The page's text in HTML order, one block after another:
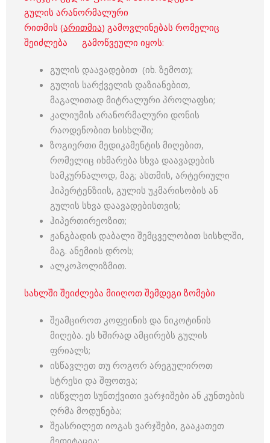
გულის არანორმალური
რითმის (არითმია) გამოვლინებას რომელიც
შეიძლება გამოწვეული იყოს:
გულის დაავადებით (იხ. ზემოთ);
გულის სარქველის დაზიანებით,
მაგალითად მიტრალური პროლაფსი;
კალიუმის არანორმალური დონის
რაოდენობით სისხლში;
ზოგიერთი მედიკამენტის მიღებით,
რომელიც იხმარება სხვა დაავადების
სამკურნალოდ, მაგ; ასთმის, არტერიული
ჰიპერტენზიის, გულის უკმარისობის ან
გულის სხვა დაავადებისთვის;
ჰიპერთირეოზით;
ჟანგბადის დაბალი შემცველობით სისხლში,
მაგ. ანემიის დროს;
ალკოჰოლიზმით.
სახლში შეიძლება მიიღოთ შემდეგი ზომები
შეამციროთ კოფეინის და ნიკოტინის
მიღება. ეს ხშირად ამცირებს გულის
ფრიალს;
ისწავლეთ თუ როგორ არეგულიროთ
სტრესი და შფოთვა;
ისწვლეთ სუნთქვითი ვარჯიშები ან კუნთების
ღრმა მოდუნება;
შეასრილეთ იოგას ვარჯშები, გააკათეთ
მედიტაცია;